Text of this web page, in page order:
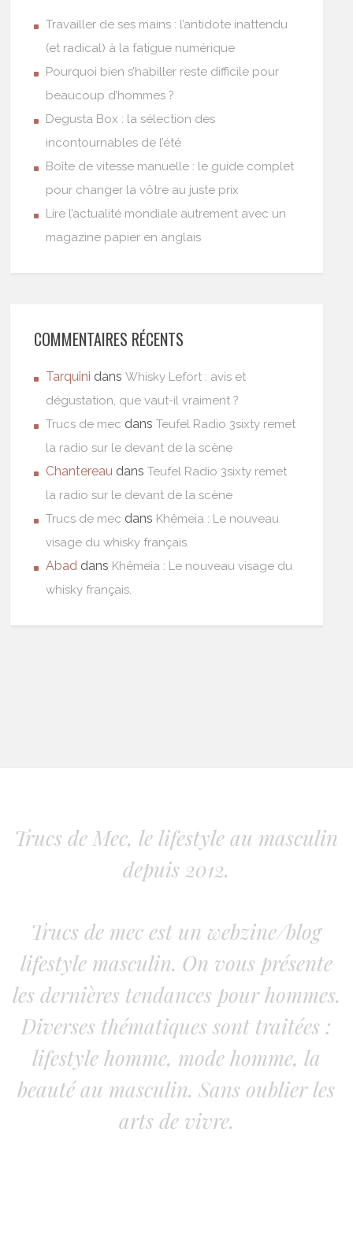
Travailler de ses mains : l’antidote inattendu
(et radical) à la fatigue numérique
Pourquoi bien s’habiller reste difficile pour
beaucoup d’hommes ?
Degusta Box : la sélection des
incontournables de l’été
Boîte de vitesse manuelle : le guide complet
pour changer la vôtre au juste prix
Lire l’actualité mondiale autrement avec un
magazine papier en anglais
COMMENTAIRES RÉCENTS
Tarquini dansWhisky Lefort : avis et
dégustation, que vaut-il vraiment ?
Trucs de mec dansTeufel Radio 3sixty remet
la radio sur le devant de la scène
Chantereau dansTeufel Radio 3sixty remet
la radio sur le devant de la scène
Trucs de mec dans Khêmeia : Le nouveau
visage du whisky français.
Abad dans Khêmeia : Le nouveau visage du
whisky français.
Trucs de Mec, le lifestyle au masculin
depuis 2012.
Trucs de mec est un webzine/blog
lifestyle masculin. On vous présente
les dernières tendances pour hommes.
Diverses thématiques sont traitées :
lifestyle homme, mode homme, la
beauté au masculin. Sans oublier les
arts de vivre.